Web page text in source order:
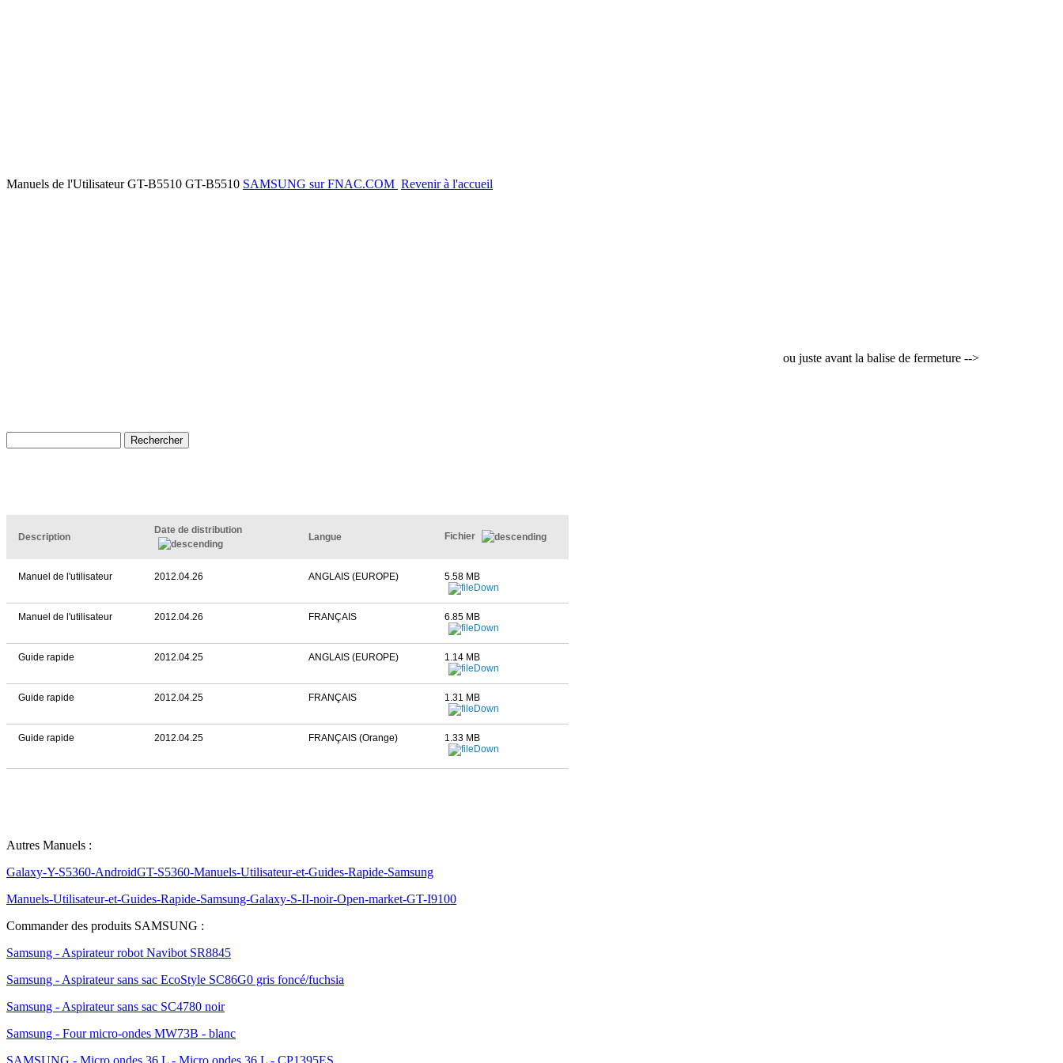
Manuels de l'Utilisateur GT-B5510 GT-B5510 SAMSUNG sur FNAC.COM Revenir à l'accueil
ou juste avant la balise de fermeture -->
Description
Date de distribution
Langue Fichier
Manuel de l'utilisateur 2012.04.26 ANGLAIS (EUROPE) 5.58 MB
Manuel de l'utilisateur 2012.04.26 FRANÇAIS 6.85 MB
Guide rapide 2012.04.25 ANGLAIS (EUROPE) 1.14 MB
Guide rapide 2012.04.25 FRANÇAIS 1.31 MB
Guide rapide 2012.04.25 FRANÇAIS (Orange) 1.33 MB
Autres Manuels :
Galaxy-Y-S5360-AndroidGT-S5360-Manuels-Utilisateur-et-Guides-Rapide-Samsung
Manuels-Utilisateur-et-Guides-Rapide-Samsung-Galaxy-S-II-noir-Open-market-GT-I9100
Commander des produits SAMSUNG :
Samsung - Aspirateur robot Navibot SR8845
Samsung - Aspirateur sans sac EcoStyle SC86G0 gris foncé/fuchsia
Samsung - Aspirateur sans sac SC4780 noir
Samsung - Four micro-ondes MW73B - blanc
SAMSUNG - Micro ondes 36 L - Micro ondes 36 L - CP1395ES